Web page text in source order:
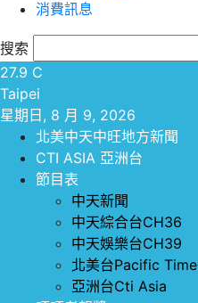
消費訊息
搜索
27.9 C
Taipei
星期日, 8 月 9, 2026
北美中天中旺地方新聞
CTI ASIA 亞洲台
節目表
中天新聞
中天綜合台CH36
中天娛樂台CH39
北美台Pacific Time
亞洲台Cti Asia